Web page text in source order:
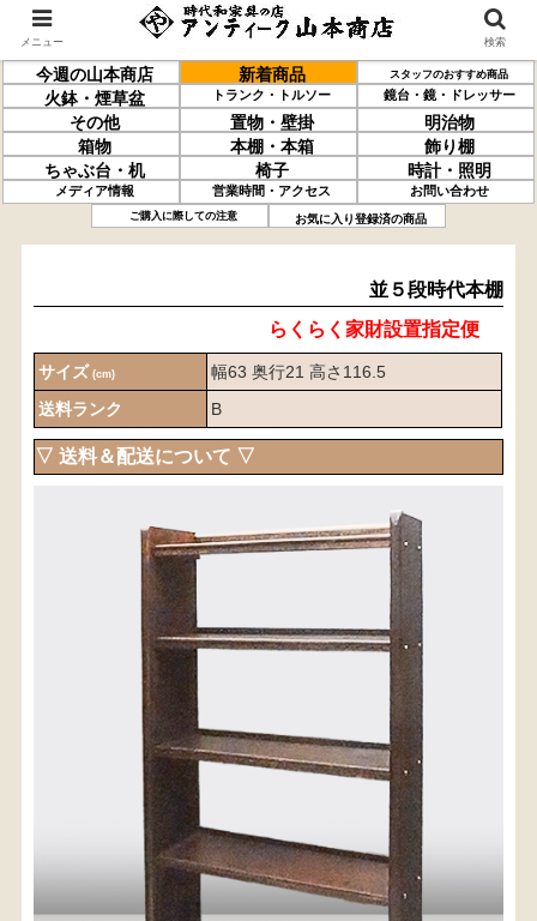
今週の山本商店 新着商品 スタッフのおすすめ商品
火鉢・煙草盆 トランク・トルソー 鏡台・鏡・ドレッサー
その他 置物・壁掛
明治物
箱物
本棚・本箱
飾り棚
ちゃぶ台・机
椅子 時計・照明
メディア情報 営業時間・アクセス お問い合わせ
ご購入に際しての注意 お気に入り登録済の商品
並５段時代本棚
並５段時代本棚
らくらく家財設置指定便
サイズ (cm)
幅63 奥行21 高さ116.5
送料ランク
B
▽ 送料＆配送について ▽
〈送料について〉
・商品代金に送料は含まれておりません。
・送料は、商品のサイズ・発送先地域によって異なり
・ご購入手続きを進める途中で「宅急便」を選択いた
だくと、自動的に送料が加算されます。
・配送についての詳細は、
【送料を確認する】
お届け先、送料ランクを選択する事で送料が表
お届け先
メニュー 検索